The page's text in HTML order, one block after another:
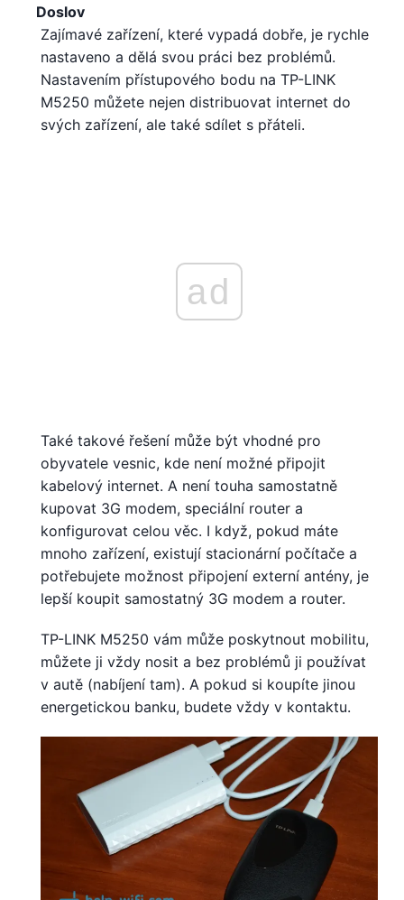
Doslov
Zajímavé zařízení, které vypadá dobře, je rychle
nastaveno a dělá svou práci bez problémů.
Nastavením přístupového bodu na TP-LINK
M5250 můžete nejen distribuovat internet do
svých zařízení, ale také sdílet s přáteli.
ad
Také takové řešení může být vhodné pro
obyvatele vesnic, kde není možné připojit
kabelový internet. A není touha samostatně
kupovat 3G modem, speciální router a
konfigurovat celou věc. I když, pokud máte
mnoho zařízení, existují stacionární počítače a
potřebujete možnost připojení externí antény, je
lepší koupit samostatný 3G modem a router.
TP-LINK M5250 vám může poskytnout mobilitu,
můžete ji vždy nosit a bez problémů ji používat
v autě (nabíjení tam). A pokud si koupíte jinou
energetickou banku, budete vždy v kontaktu.